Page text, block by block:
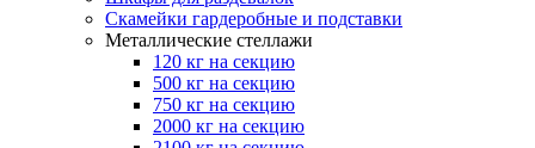
Скамейки гардеробные и подставки
Металлические стеллажи
120 кг на секцию
500 кг на секцию
750 кг на секцию
2000 кг на секцию